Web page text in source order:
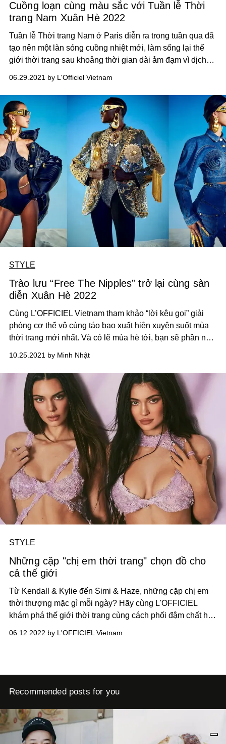
Cuồng loạn cùng màu sắc với Tuần lễ Thời
trang Nam Xuân Hè 2022
Tuần lễ Thời trang Nam ở Paris diễn ra trong tuần qua đã
tạo nên một làn sóng cuồng nhiệt mới, làm sống lại thế
giới thời trang sau khoảng thời gian dài ảm đạm vì dịch
lạc mới, với đầy sự phóng khoáng, những bảng màu
neon nổi bật và những hình thù kỳ dị đến điên rồ.
06.29.2021 by L'Officiel Vietnam
STYLE
Trào lưu “Free The Nipples” trở lại cùng sàn
diễn Xuân Hè 2022
Cùng L’OFFICIEL Vietnam tham khảo “lời kêu gọi” giải
phóng cơ thể vô cùng táo bạo xuất hiện xuyên suốt mùa
thời trang mới nhất. Và có lẽ mùa hè tới, bạn sẽ phần nào
10.25.2021 by Minh Nhật
STYLE
Những cặp "chị em thời trang" chọn đồ cho
cả thế giới
Từ Kendall & Kylie đến Simi & Haze, những cặp chị em
thời thượng mặc gì mỗi ngày? Hãy cùng L'OFFICIEL
khám phá thế giới thời trang cùng cách phối đậm chất hè
06.12.2022 by L'OFFICIEL Vietnam
Recommended posts for you